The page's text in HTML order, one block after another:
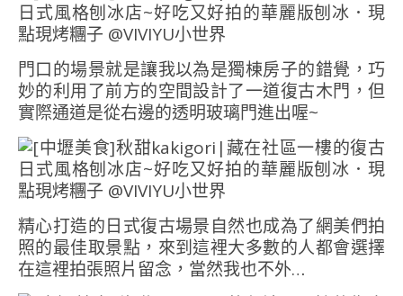
門口的場景就是讓我以為是獨棟房子的錯覺，巧
妙的利用了前方的空間設計了一道復古木門，但
實際通道是從右邊的透明玻璃門進出喔~
精心打造的日式復古場景自然也成為了網美們拍
照的最佳取景點，來到這裡大多數的人都會選擇
在這裡拍張照片留念，當然我也不外…